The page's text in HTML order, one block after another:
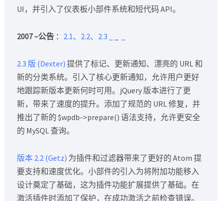
UI，并引入了仪表板小部件系统和短代码 API。
2007 –公告： 2.1、2.2、2.3
2.3 版 (Dexter) 提供了标记、更新通知、漂亮的 URL 和
新的分类系统。引入了核心更新通知，允许用户更好
地跟踪新版本更新何时可用。jQuery 版本进行了更
新，带来了速度的提升。添加了规范的 URL 修复，并
推出了新的 $wpdb->prepare() 语法支持，允许更安全
的 MySQL 查询。
版本 2.2 (Getz) 为插件和过滤器带来了更好的 Atom 提
要支持和速度优化。小部件的引入为将附加功能移入
设计奠定了基础，这为插件功能扩展提供了基础。在
激活插件时添加了保护，在成功激活之前检查错误。